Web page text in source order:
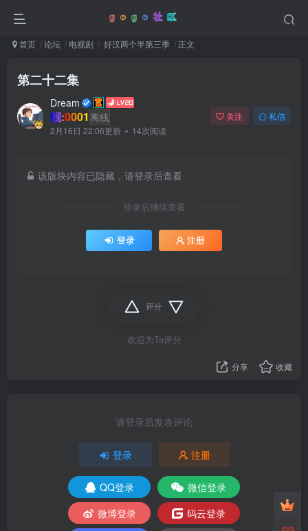
首页 论坛 电视剧 好汉两个半第三季 正文
第二十二集
Dream
靓:0001 离线
2月16日 22:06更新 14次阅读
关注 私信
该版块内容已隐藏，请登录后查看
登录后继续查看
登录 注册
评分
欢迎为Ta评分
分享 收藏
请登录后发表评论
登录 注册
QQ登录
微信登录
微博登录
码云登录